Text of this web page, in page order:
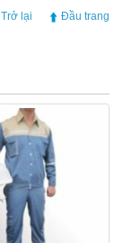
Trở lại Đầu trang